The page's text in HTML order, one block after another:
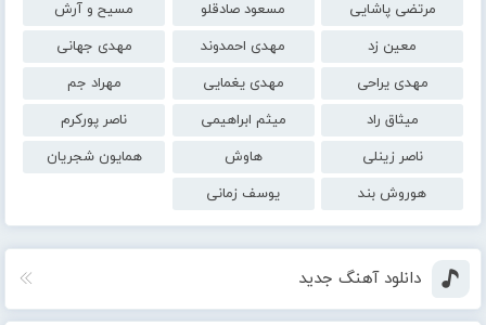
مرتضی پاشایی
مسعود صادقلو
مسیح و آرش
معین زد
مهدی احمدوند
مهدی جهانی
مهدی یراحی
مهدی یغمایی
مهراد جم
میثاق راد
میثم ابراهیمی
ناصر پورکرم
ناصر زینلی
هاوش
همایون شجریان
هوروش بند
یوسف زمانی
دانلود آهنگ جدید